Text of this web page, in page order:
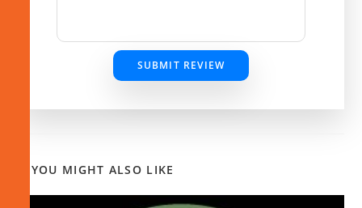
SUBMIT REVIEW
YOU MIGHT ALSO LIKE